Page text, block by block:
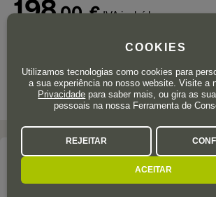
198,00 € IVA incluído
A adega
TESO LA MONJA
COOKIES
Utilizamos tecnologias como cookies para
a sua experiência no nosso website. Visite a
Privacidade para saber mais, ou gira as
pessoais na nossa Ferramenta de
REJEITAR
ACEITAR